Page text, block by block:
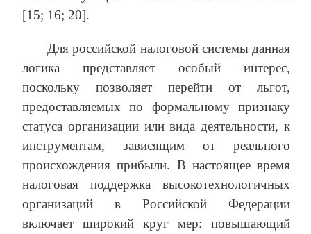
[15; 16; 20].
Для российской налоговой системы данная
логика представляет особый интерес,
поскольку позволяет перейти от льгот,
предоставляемых по формальному признаку
статуса организации или вида деятельности, к
инструментам, зависящим от реального
происхождения прибыли. В настоящее время
налоговая поддержка высокотехнологичных
организаций в Российской Федерации
включает широкий круг мер: повышающий